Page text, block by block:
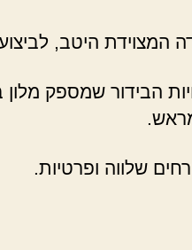
המצוידת היטב,
הבידור שמספק מלון
שלווה ופרטיות.